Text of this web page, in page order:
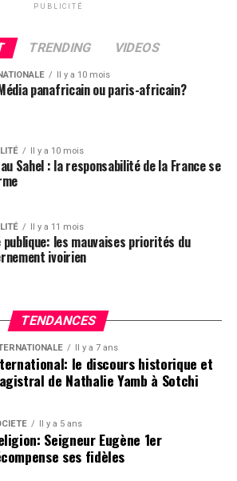
PUBLICITÉ
TRENDING VIDEOS
Il y a 10 mois
panafricain ou paris-africain?
Il y a 10 mois
Sahel : la responsabilité de la France se
Il y a 11 mois
publique: les mauvaises priorités du
ivoirien
TENDANCES
Il y a 7 ans
le discours historique et
de Nathalie Yamb à Sotchi
Il y a 5 ans
Seigneur Eugène 1er
ses fidèles